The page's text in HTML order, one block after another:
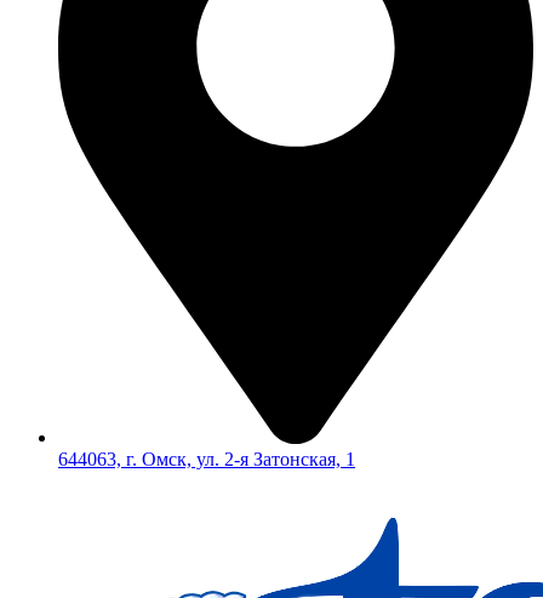
644063, г. Омск, ул. 2-я Затонская, 1